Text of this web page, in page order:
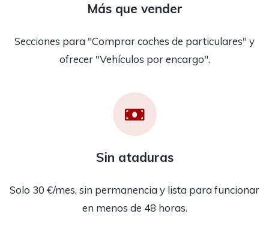
Más que vender
Secciones para "Comprar coches de particulares" y
ofrecer "Vehículos por encargo".
Sin ataduras
Solo 30 €/mes, sin permanencia y lista para funcionar
en menos de 48 horas.